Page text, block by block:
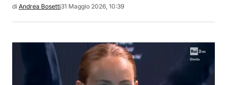
di Andrea Bosetti31 Maggio 2026, 10:39